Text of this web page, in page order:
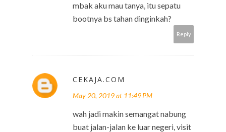
mbak aku mau tanya, itu sepatu
bootnya bs tahan dinginkah?
Reply
CEKAJA.COM
May 20, 2019 at 11:49 PM
wah jadi makin semangat nabung
buat jalan-jalan ke luar negeri, visit